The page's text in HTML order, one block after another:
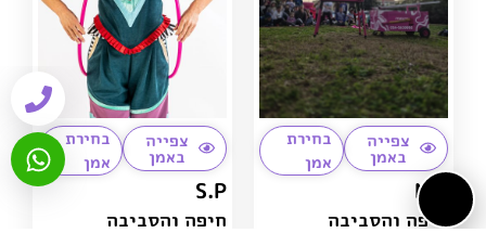
צפייה
באמן
בחירת
אמן
N.R
חיפה והסביבה
צפייה
באמן
בחירת
אמן
S.P
חיפה והסביבה